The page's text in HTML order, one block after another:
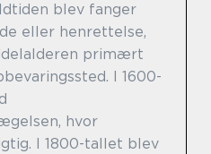
blev fanger
eller henrettelse,
primært
I 1600-
hvor
I 1800-tallet blev